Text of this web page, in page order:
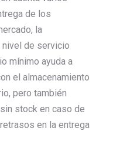
de los
la
nivel de servicio
mínimo ayuda a
el almacenamiento
pero también
stock en caso de
en la entrega